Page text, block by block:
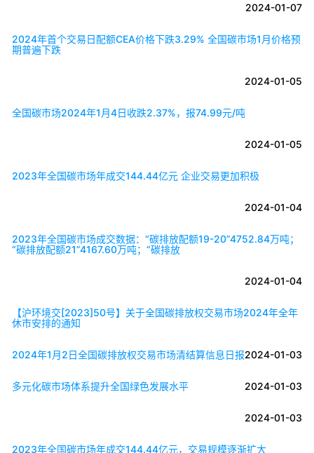
2024-01-07
2024年首个交易日配额CEA价格下跌3.29% 全国碳市场1月价格预
期普遍下跌
2024-01-05
全国碳市场2024年1月4日收跌2.37%，报74.99元/吨
2024-01-05
2023年全国碳市场年成交144.44亿元 企业交易更加积极
2024-01-04
2023年全国碳市场成交数据：“碳排放配额19-20”4752.84万吨；
“碳排放配额21”4167.60万吨；“碳排放
2024-01-04
【沪环境交[2023]50号】关于全国碳排放权交易市场2024年全年
休市安排的通知
2024-01-03
2024年1月2日全国碳排放权交易市场清结算信息日报
2024-01-03
多元化碳市场体系提升全国绿色发展水平
2024-01-03
2023年全国碳市场年成交144.44亿元，交易规模逐渐扩大